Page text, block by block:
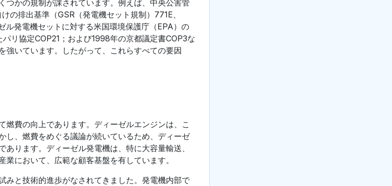
つかの規制が課されています。例えば、中央公害管
排出基準（GSR（発電機セット規制）771E、
発電機セットに対する米国環境保護庁（EPA）の
リ協定COP21；および1998年の京都議定書COP3な
強いています。したがって、これらすべての要因
費の向上であります。ディーゼルエンジンは、こ
し、燃費をめぐる議論が続いているため、ディーゼ
ります。ディーゼル発電機は、特に大容量輸送、
において、広範な顧客基盤を有しています。
みと技術的進歩がなされてきました。発電機内部で